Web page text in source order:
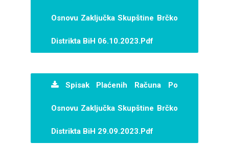
Osnovu Zaključka Skupštine Brčko
Distrikta BiH 06.10.2023.pdf
Spisak Plaćenih Računa Po
Osnovu Zaključka Skupštine Brčko
Distrikta BiH 29.09.2023.pdf